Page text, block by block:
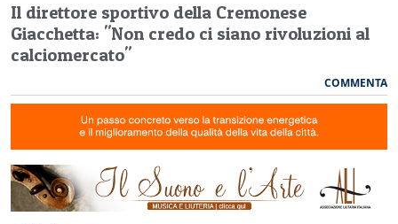
Il direttore sportivo della Cremonese
Giacchetta: "Non credo ci siano rivoluzioni al
calciomercato"
COMMENTA